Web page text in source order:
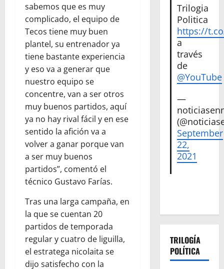
sabemos que es muy
complicado, el equipo de
Tecos tiene muy buen
plantel, su entrenador ya
tiene bastante experiencia
y eso va a generar que
nuestro equipo se
concentre, van a ser otros
muy buenos partidos, aquí
ya no hay rival fácil y en ese
sentido la afición va a
volver a ganar porque van
a ser muy buenos
partidos”, comentó el
técnico Gustavo Farías.
Tras una larga campaña, en
la que se cuentan 20
partidos de temporada
regular y cuatro de liguilla,
el estratega nicolaita se
dijo satisfecho con la
Trilogia
Politica
https://
a
través
de
@YouTube
—
September
22,
2021
TRILOGÍA
POLÍTICA